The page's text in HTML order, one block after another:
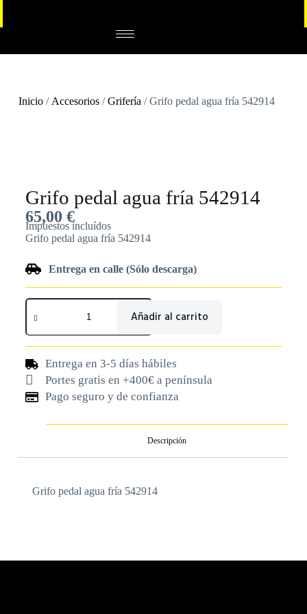
Inicio/ Accesorios/Grifería / Grifo pedal agua fría 542914
Grifo pedal agua fría 542914
65,00 €
Impuestos incluídos
Grifo pedal agua fría 542914
Entrega en calle (Sólo descarga)
Añadir al carrito
Entrega en 3-5 días hábiles
Portes gratis en +400€ a península
Pago seguro y de confianza
Descripción
Grifo pedal agua fría 542914